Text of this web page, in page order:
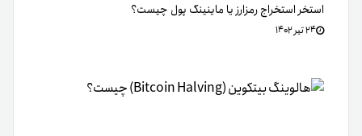
استخر استخراج رمزارز یا ماینینگ پول چیست؟
۲۴ تیر ۱۴۰۲